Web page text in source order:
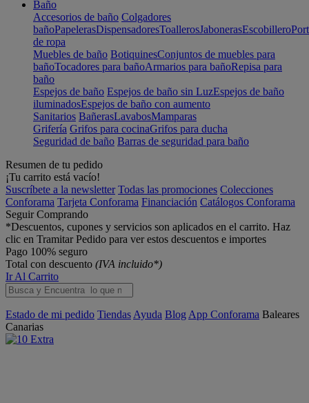
Baño
Accesorios de baño Colgadores
bañoPapelerasDispensadoresToallerosJabonerasEscobillero
de ropa
Muebles de baño BotiquinesConjuntos de muebles para
bañoTocadores para bañoArmarios para bañoRepisa para
baño
Espejos de baño Espejos de baño sin LuzEspejos de baño
iluminadosEspejos de baño con aumento
Sanitarios BañerasLavabosMamparas
Grifería Grifos para cocinaGrifos para ducha
Seguridad de baño Barras de seguridad para baño
Resumen de tu pedido
¡Tu carrito está vacío!
Suscríbete a la newsletter Todas las promociones Colecciones
Conforama Tarjeta Conforama Financiación Catálogos Conforama
Seguir Comprando
*Descuentos, cupones y servicios son aplicados en el carrito. Haz
clic en Tramitar Pedido para ver estos descuentos e importes
Pago 100% seguro
Total con descuento (IVA incluido*)
Ir Al Carrito
Estado de mi pedido Tiendas Ayuda Blog App Conforama Baleares
Canarias